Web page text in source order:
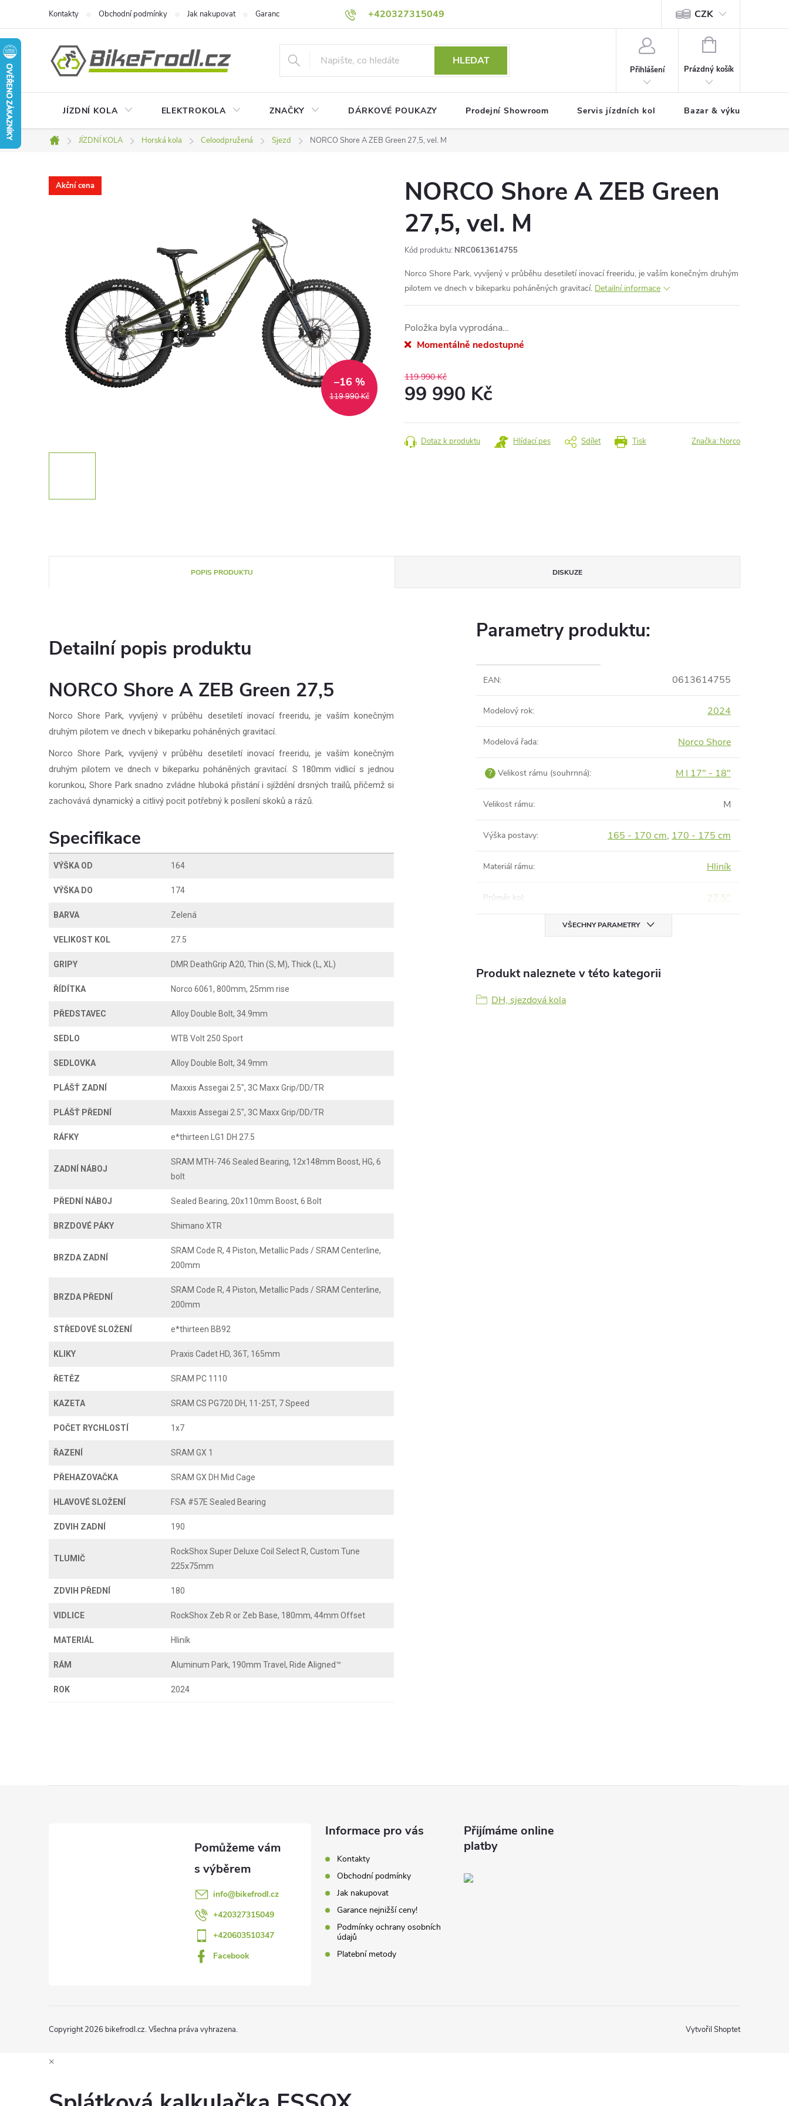
obsah
+420327315049
Kontakty Obchodní podmínky Jak nakupovat Garance nejnižší ceny! Podmínky ochrany osobních údajů CZK
HLEDAT
Přihlášení
NÁKUPNÍ
Prázdný košík
JÍZDNÍ KOLA ELEKTROKOLA ZNAČKY DÁRKOVÉ POUKAZY Prodejní Showroom Servis jízdních kol Bazar & výkup jízdních
Domů
JÍZDNÍ KOLA Horská kola Celoodpružená Sjezd NORCO Shore A ZEB Green 27,5, vel. M
Akční cena
119 990 Kč
–16 %
NORCO Shore A ZEB Green
27,5, vel. M
Kód produktu: NRC0613614755
Norco Shore Park, vyvíjený v průběhu desetiletí inovací freeridu, je vaším konečným druhým
pilotem ve dnech v bikeparku poháněných gravitací. Detailní informace
Položka byla vyprodána…
Momentálně nedostupné
119 990 Kč
99 990 Kč
cena:
Tisk
Dotaz k produktu Hlídací pes Sdílet Značka: Norco
POPIS PRODUKTU DISKUZE
Detailní popis produktu
NORCO Shore A ZEB Green 27,5
Norco Shore Park, vyvíjený v průběhu desetiletí inovací freeridu, je vaším konečným
druhým pilotem ve dnech v bikeparku poháněných gravitací.
Norco Shore Park, vyvíjený v průběhu desetiletí inovací freeridu, je vaším konečným
druhým pilotem ve dnech v bikeparku poháněných gravitací. S 180mm vidlicí s jednou
korunkou, Shore Park snadno zvládne hluboká přistání i sjíždění drsných trailů, přičemž si
zachovává dynamický a citlivý pocit potřebný k posílení skoků a rázů.
Specifikace
VÝŠKA OD 164
VÝŠKA DO 174
BARVA Zelená
VELIKOST KOL 27.5
GRIPY DMR DeathGrip A20, Thin (S, M), Thick (L, XL)
ŘÍDÍTKA Norco 6061, 800mm, 25mm rise
PŘEDSTAVEC Alloy Double Bolt, 34.9mm
SEDLO WTB Volt 250 Sport
SEDLOVKA Alloy Double Bolt, 34.9mm
PLÁŠŤ ZADNÍ Maxxis Assegai 2.5", 3C Maxx Grip/DD/TR
PLÁŠŤ PŘEDNÍ Maxxis Assegai 2.5", 3C Maxx Grip/DD/TR
RÁFKY e*thirteen LG1 DH 27.5
ZADNÍ NÁBOJ
SRAM MTH-746 Sealed Bearing, 12x148mm Boost, HG, 6
bolt
PŘEDNÍ NÁBOJ Sealed Bearing, 20x110mm Boost, 6 Bolt
BRZDOVÉ PÁKY Shimano XTR
BRZDA ZADNÍ
SRAM Code R, 4 Piston, Metallic Pads / SRAM Centerline,
200mm
BRZDA PŘEDNÍ
SRAM Code R, 4 Piston, Metallic Pads / SRAM Centerline,
200mm
STŘEDOVÉ SLOŽENÍ e*thirteen BB92
KLIKY Praxis Cadet HD, 36T, 165mm
ŘETĚZ SRAM PC 1110
KAZETA SRAM CS PG720 DH, 11-25T, 7 Speed
POČET RYCHLOSTÍ 1x7
ŘAZENÍ SRAM GX 1
PŘEHAZOVAČKA SRAM GX DH Mid Cage
HLAVOVÉ SLOŽENÍ FSA #57E Sealed Bearing
ZDVIH ZADNÍ 190
TLUMIČ
RockShox Super Deluxe Coil Select R, Custom Tune
225x75mm
ZDVIH PŘEDNÍ 180
VIDLICE RockShox Zeb R or Zeb Base, 180mm, 44mm Offset
MATERIÁL Hliník
RÁM Aluminum Park, 190mm Travel, Ride Aligned™
ROK 2024
Parametry produktu:
EAN: 0613614755
Modelový rok: 2024
Modelová řada: Norco Shore
? Velikost rámu (souhrnná): M | 17" - 18"
Velikost rámu: M
Výška postavy: 165 - 170 cm, 170 - 175 cm
Materiál rámu: Hliník
Průměr kol: 27,5"
VŠECHNY PARAMETRY
Produkt naleznete v této kategorii
DH, sjezdová kola
info@bikefrodl.cz
+420327315049
+420603510347
Facebook
Informace pro vás
Kontakty
Obchodní podmínky
Jak nakupovat
Garance nejnižší ceny!
Podmínky ochrany osobních
údajů
Platební metody
Přijímáme online
platby
Vytvořil Shoptet
Copyright 2026 bikefrodl.cz. Všechna práva vyhrazena.
×